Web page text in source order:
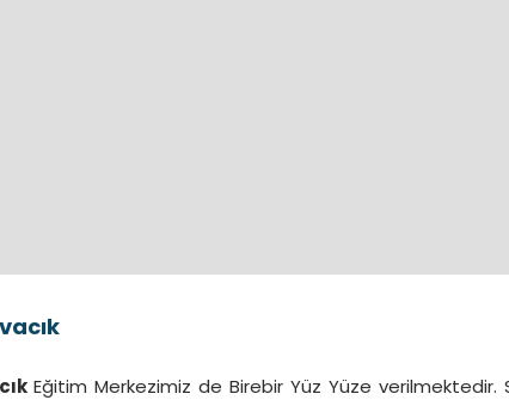
Eğitim Merkezimiz de Birebir Yüz Yüze verilmektedir.